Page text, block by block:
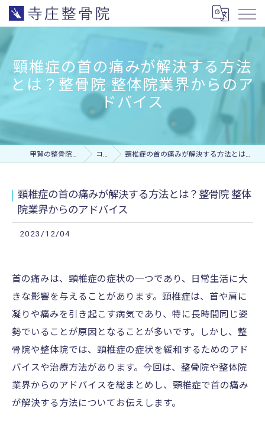
頸椎症の首の痛みが解決する方法
とは？整骨院 整体院業界からのア
ドバイス
甲賀の整骨院なら寺庄整骨院 コラム 頸椎症の首の痛みが解決する方法とは？整骨院 整体院業界からのアドバイス
頸椎症の首の痛みが解決する方法とは？整骨院 整体
院業界からのアドバイス
2023/12/04
首の痛みは、頸椎症の症状の一つであり、日常生活に大
きな影響を与えることがあります。頸椎症は、首や肩に
凝りや痛みを引き起こす病気であり、特に長時間同じ姿
勢でいることが原因となることが多いです。しかし、整
骨院や整体院では、頸椎症の症状を緩和するためのアド
バイスや治療方法があります。今回は、整骨院や整体院
業界からのアドバイスを総まとめし、頸椎症で首の痛み
が解決する方法についてお伝えします。